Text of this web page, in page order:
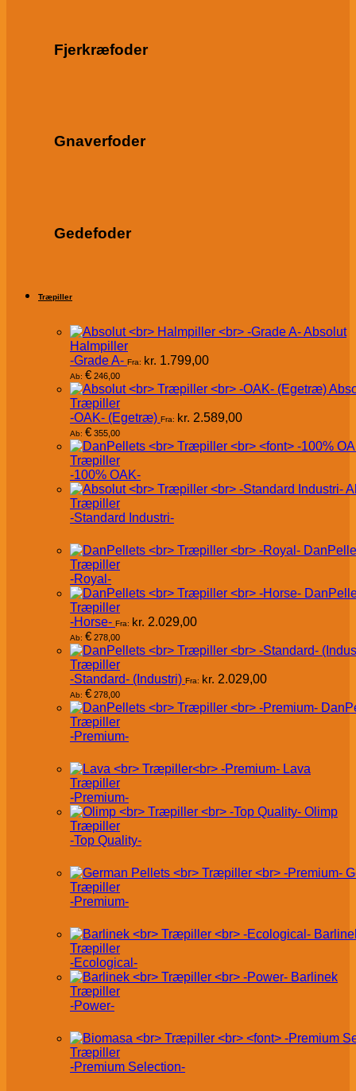
Fjerkræfoder
Gnaverfoder
Gedefoder
Træpiller
Absolut
Halmpiller
-Grade A- Fra: kr. 1.799,00
Ab: € 246,00
Træpiller
-OAK- (Egetræ) Fra: kr. 2.589,00
Ab: € 355,00
Træpiller
-100% OAK-
Træpiller
-Standard Industri-
Træpiller
-Royal-
Træpiller
-Horse- Fra: kr. 2.029,00
Ab: € 278,00
Træpiller
-Standard- (Industri) Fra: kr. 2.029,00
Ab: € 278,00
Træpiller
-Premium-
Lava
Træpiller
-Premium-
Olimp
Træpiller
-Top Quality-
Træpiller
-Premium-
Træpiller
-Ecological-
Barlinek
Træpiller
-Power-
Træpiller
-Premium Selection-